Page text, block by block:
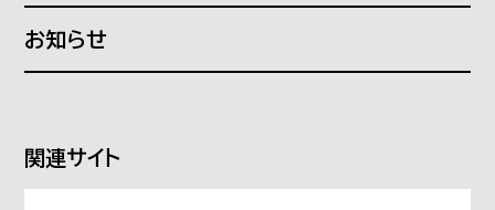
ローカルデザイン
沿革
What a WORK PLACE!
偏愛オフィスカタログ
お知らせ
関連サイト